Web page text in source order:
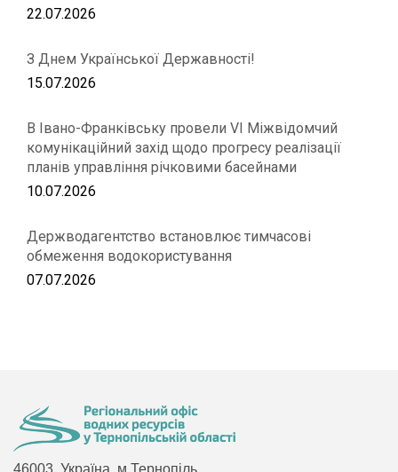
22.07.2026
З Днем Української Державності!
15.07.2026
В Івано-Франківську провели VІ Міжвідомчий
комунікаційний захід щодо прогресу реалізації
планів управління річковими басейнами
10.07.2026
Держводагентство встановлює тимчасові
обмеження водокористування
07.07.2026
46003, Україна, м.Тернопіль